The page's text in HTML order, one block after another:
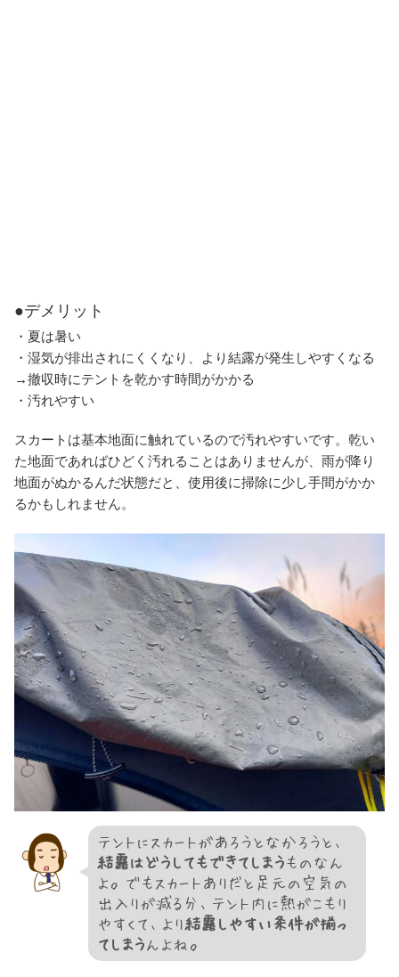
●デメリット
・夏は暑い
・湿気が排出されにくくなり、より結露が発生しやすくなる
→撤収時にテントを乾かす時間がかかる
・汚れやすい
スカートは基本地面に触れているので汚れやすいです。乾い
た地面であればひどく汚れることはありませんが、雨が降り
地面がぬかるんだ状態だと、使用後に掃除に少し手間がかか
るかもしれません。
テントにスカートがあろうとなかろうと、
結露はどうしてもできてしまうものなん
よ。でもスカートありだと足元の空気の
出入りが減る分、テント内に熱がこもり
やすくて、より結露しやすい条件が揃っ
てしまう んよね。